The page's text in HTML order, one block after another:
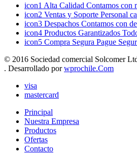
icon1 Alta Calidad Contamos con
icon2 Ventas y Soporte Personal
icon3 Despachos Contamos con
icon4 Productos Garantizados
icon5 Compra Segura Pague
© 2016 Sociedad comercial Solcomer
. Desarrollado porwprochile.Com
visa
mastercard
Principal
Nuestra Empresa
Productos
Ofertas
Contacto